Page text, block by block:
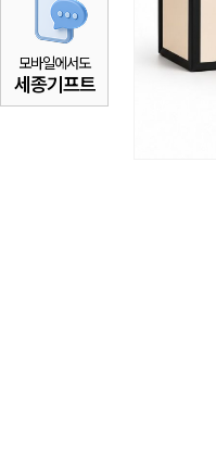
모바일에서도
세종기프트